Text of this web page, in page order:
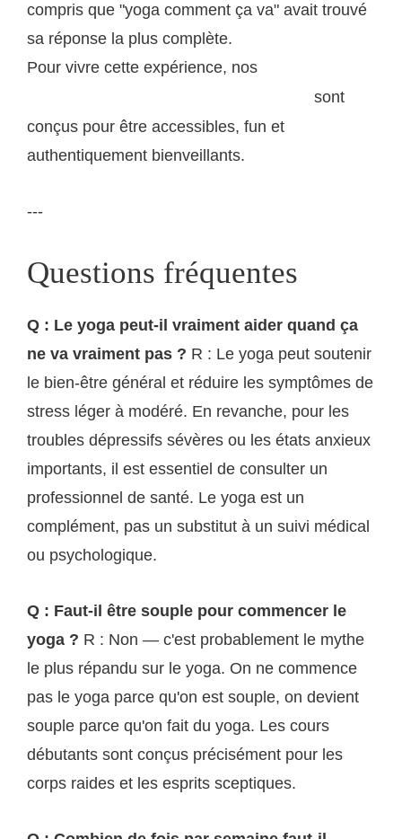
compris que "yoga comment ça va" avait trouvé
sa réponse la plus complète.
Pour vivre cette expérience, nos
sont
conçus pour être accessibles, fun et
authentiquement bienveillants.
---
Questions fréquentes
Q : Le yoga peut-il vraiment aider quand ça
ne va vraiment pas ? R : Le yoga peut soutenir
le bien-être général et réduire les symptômes de
stress léger à modéré. En revanche, pour les
troubles dépressifs sévères ou les états anxieux
importants, il est essentiel de consulter un
professionnel de santé. Le yoga est un
complément, pas un substitut à un suivi médical
ou psychologique.
Q : Faut-il être souple pour commencer le
yoga ? R : Non — c'est probablement le mythe
le plus répandu sur le yoga. On ne commence
pas le yoga parce qu'on est souple, on devient
souple parce qu'on fait du yoga. Les cours
débutants sont conçus précisément pour les
corps raides et les esprits sceptiques.